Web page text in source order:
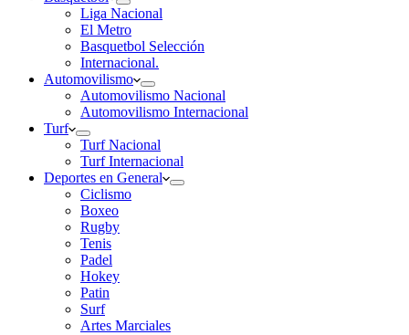
Liga Nacional
El Metro
Basquetbol Selección
Internacional.
Automovilismo
Automovilismo Nacional
Automovilismo Internacional
Turf
Turf Nacional
Turf Internacional
Deportes en General
Ciclismo
Boxeo
Rugby
Tenis
Padel
Hokey
Patin
Surf
Artes Marciales